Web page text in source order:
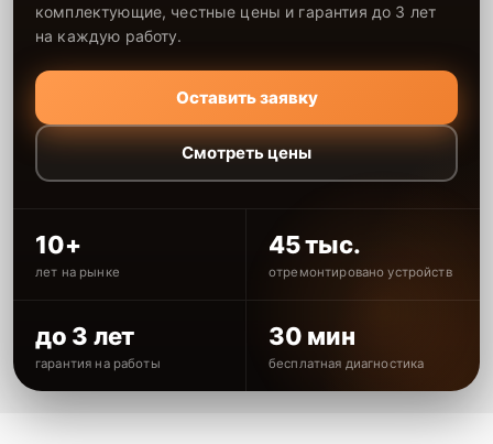
комплектующие, честные цены и гарантия до 3 лет
на каждую работу.
Оставить заявку
Смотреть цены
10+
лет на рынке
45 тыс.
отремонтировано устройств
до 3 лет
гарантия на работы
30 мин
бесплатная диагностика